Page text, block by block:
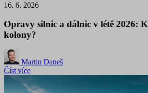
16. 6. 2026
Opravy silnic a dálnic v létě 2026:
kolony?
Martin Daneš
Číst více